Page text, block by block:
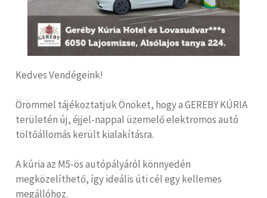
Kedves Vendégeink!
Örömmel tájékoztatjuk Önöket, hogy a GEREBY KÚRIA
területén új, éjjel-nappal üzemelő elektromos autó
töltőállomás került kialakításra.
A kúria az M5-ös autópályáról könnyedén
megközelíthető, így ideális úti cél egy kellemes
megállóhoz.